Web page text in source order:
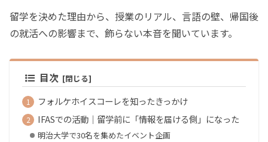
留学を決めた理由から、授業のリアル、言語の壁、帰国後
の就活への影響まで、飾らない本音を聞いています。
目次
フォルケホイスコーレを知ったきっかけ
IFASでの活動｜留学前に「情報を届ける側」になった
明治大学で30名を集めたイベント企画